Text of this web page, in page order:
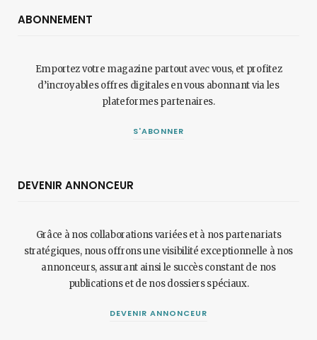
ABONNEMENT
Emportez votre magazine partout avec vous, et profitez
d’incroyables offres digitales en vous abonnant via les
plateformes partenaires.
S'ABONNER
DEVENIR ANNONCEUR
Grâce à nos collaborations variées et à nos partenariats
stratégiques, nous offrons une visibilité exceptionnelle à nos
annonceurs, assurant ainsi le succès constant de nos
publications et de nos dossiers spéciaux.
DEVENIR ANNONCEUR